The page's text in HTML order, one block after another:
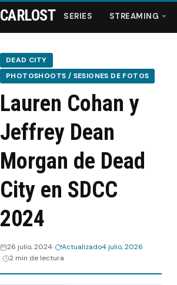
Streaming
Recomendaciones
Videos
Webisodios
CARLOST SERIES STREAMING
DEAD CITY
PHOTOSHOOTS / SESIONES DE FOTOS
Lauren Cohan y
Jeffrey Dean
Morgan de Dead
City en SDCC
2024
26 julio, 2024 Actualizado4 julio, 2026
2 min de lectura